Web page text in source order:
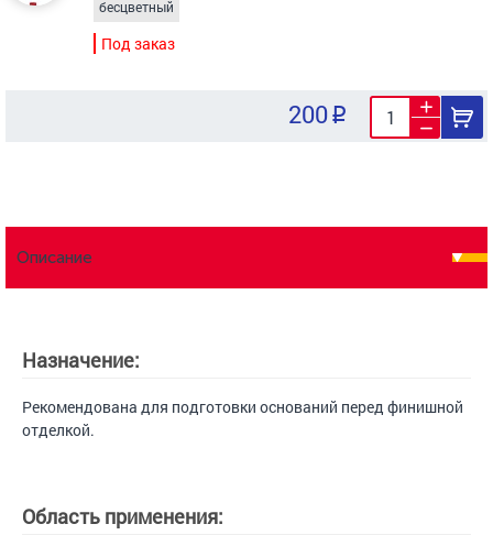
бесцветный
Под заказ
200
Описание
Назначение:
Рекомендована для подготовки оснований перед финишной
отделкой.
Область применения: